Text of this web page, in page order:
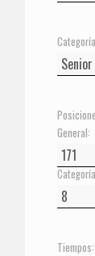
General:
Tiempos: